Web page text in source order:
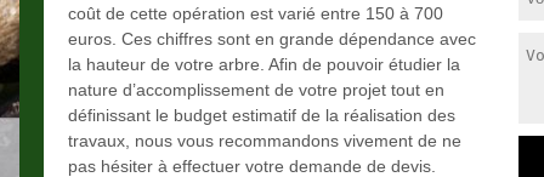
coût de cette opération est varié entre 150 à 700
euros. Ces chiffres sont en grande dépendance avec
la hauteur de votre arbre. Afin de pouvoir étudier la
nature d’accomplissement de votre projet tout en
définissant le budget estimatif de la réalisation des
travaux, nous vous recommandons vivement de ne
pas hésiter à effectuer votre demande de devis.